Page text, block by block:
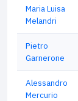
Maria Luisa
Melandri
Pietro
Garnerone
Alessandro
Mercurio